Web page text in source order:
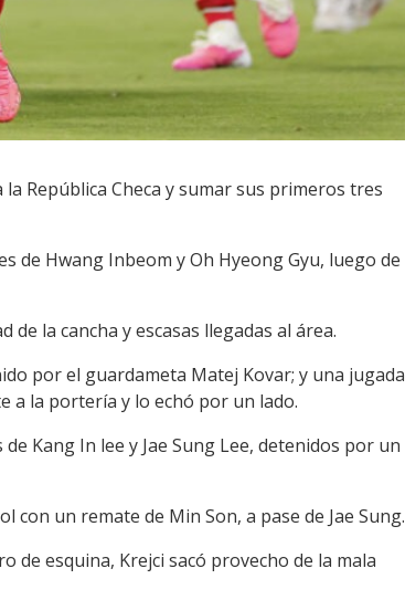
República Checa y sumar sus primeros tres
de Hwang Inbeom y Oh Hyeong Gyu, luego de
la cancha y escasas llegadas al área.
por el guardameta Matej Kovar; y una jugada
a la portería y lo echó por un lado.
Kang In lee y Jae Sung Lee, detenidos por un
con un remate de Min Son, a pase de Jae Sung.
de esquina, Krejci sacó provecho de la mala